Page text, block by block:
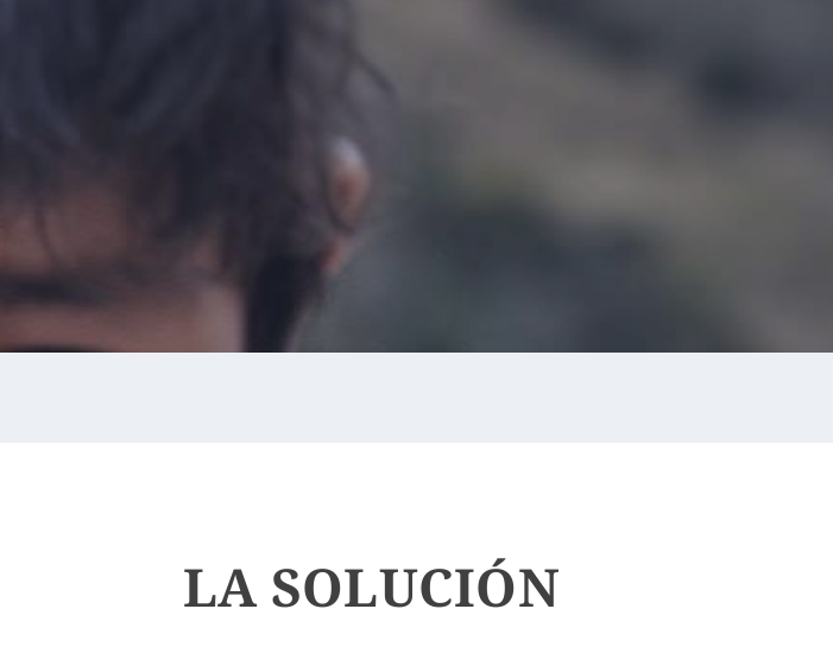
LA SOLUCIÓN